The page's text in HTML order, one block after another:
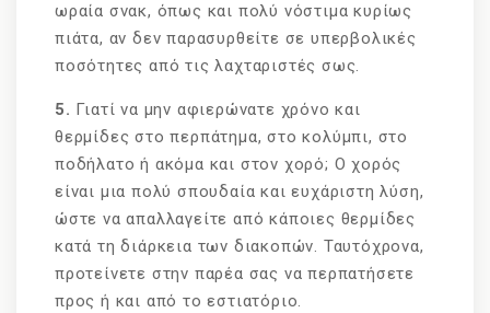
ωραία σνακ, όπως και πολύ νόστιμα κυρίως
πιάτα, αν δεν παρασυρθείτε σε υπερβολικές
ποσότητες από τις λαχταριστές σως.
5. Γιατί να μην αφιερώνατε χρόνο και
θερμίδες στο περπάτημα, στο κολύμπι, στο
ποδήλατο ή ακόμα και στον χορό; Ο χορός
είναι μια πολύ σπουδαία και ευχάριστη λύση,
ώστε να απαλλαγείτε από κάποιες θερμίδες
κατά τη διάρκεια των διακοπών. Ταυτόχρονα,
προτείνετε στην παρέα σας να περπατήσετε
προς ή και από το εστιατόριο.